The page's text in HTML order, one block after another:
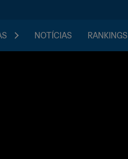
NOTÍCIAS RANKINGS